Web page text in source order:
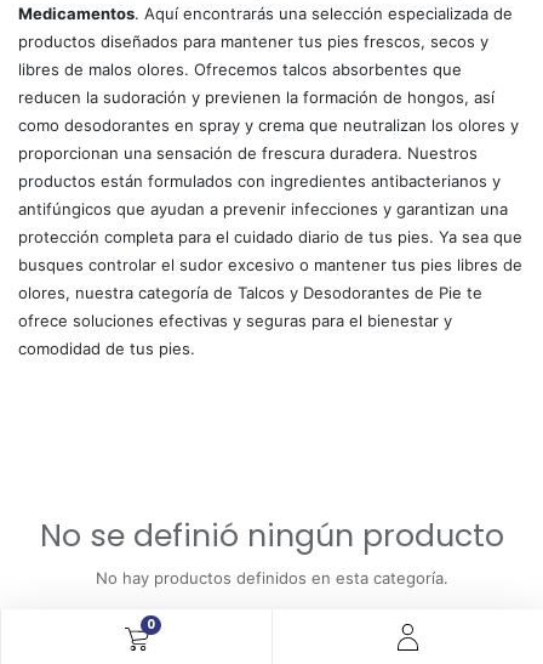
0
Medicamentos. Aquí encontrarás una selección especializada de
productos diseñados para mantener tus pies frescos, secos y
libres de malos olores. Ofrecemos talcos absorbentes que
reducen la sudoración y previenen la formación de hongos, así
como desodorantes en spray y crema que neutralizan los olores y
proporcionan una sensación de frescura duradera. Nuestros
productos están formulados con ingredientes antibacterianos y
antifúngicos que ayudan a prevenir infecciones y garantizan una
protección completa para el cuidado diario de tus pies. Ya sea que
busques controlar el sudor excesivo o mantener tus pies libres de
olores, nuestra categoría de Talcos y Desodorantes de Pie te
ofrece soluciones efectivas y seguras para el bienestar y
comodidad de tus pies.
No se definió ningún producto
No hay productos definidos en esta categoría.